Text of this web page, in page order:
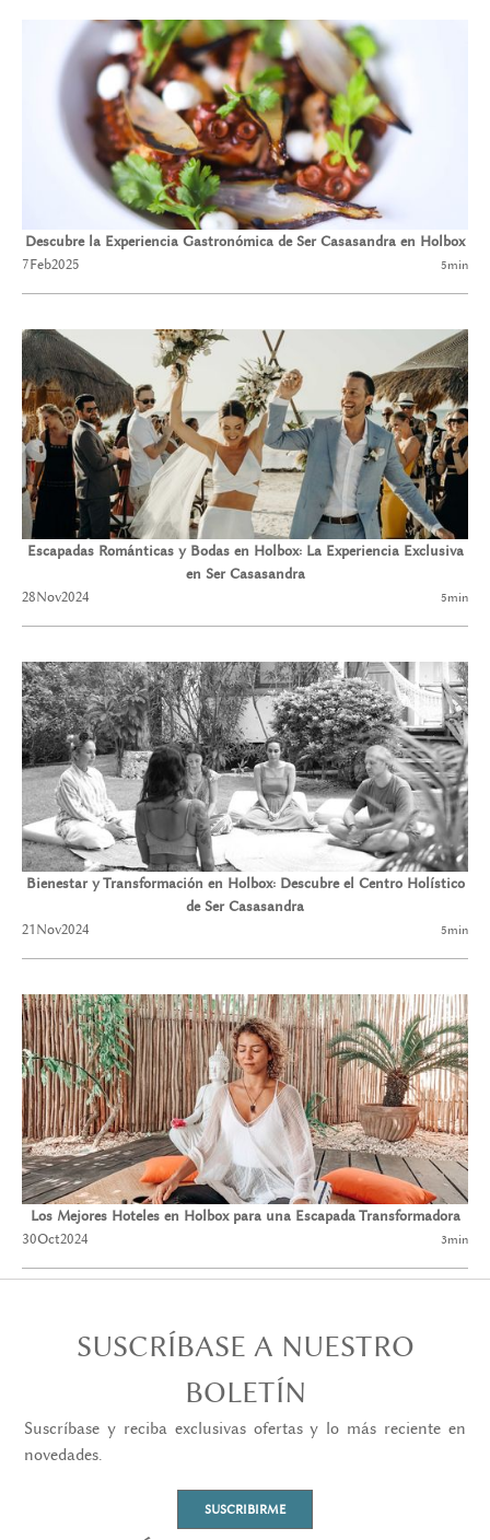
Descubre la Experiencia Gastronómica de Ser Casasandra en Holbox
7Feb2025 5min
Escapadas Románticas y Bodas en Holbox: La Experiencia Exclusiva
en Ser Casasandra
28Nov2024 5min
Bienestar y Transformación en Holbox: Descubre el Centro Holístico
de Ser Casasandra
21Nov2024 5min
Los Mejores Hoteles en Holbox para una Escapada Transformadora
30Oct2024 3min
SUSCRÍBASE A NUESTRO
BOLETÍN
Suscríbase y reciba exclusivas ofertas y lo más reciente en
novedades.
SUSCRIBIRME